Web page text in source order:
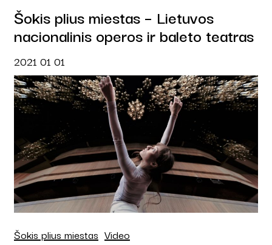
Šokis plius miestas – Lietuvos
nacionalinis operos ir baleto teatras
2021 01 01
Šokis plius miestas Video